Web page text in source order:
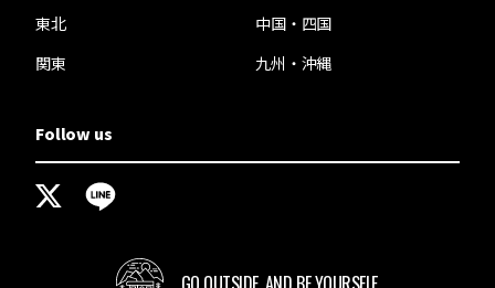
東北
関東
中国・四国
九州・沖縄
Follow us